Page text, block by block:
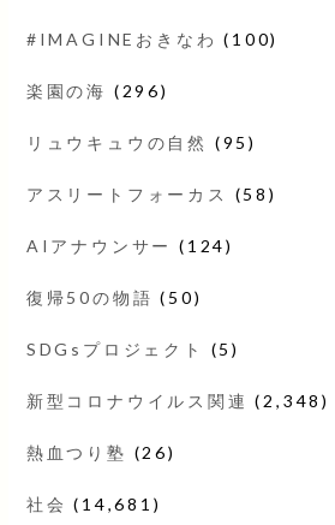
#IMAGINEおきなわ (100)
楽園の海 (296)
リュウキュウの自然 (95)
アスリートフォーカス (58)
AIアナウンサー (124)
復帰50の物語 (50)
SDGsプロジェクト (5)
新型コロナウイルス関連 (2,348)
熱血つり塾 (26)
社会 (14,681)